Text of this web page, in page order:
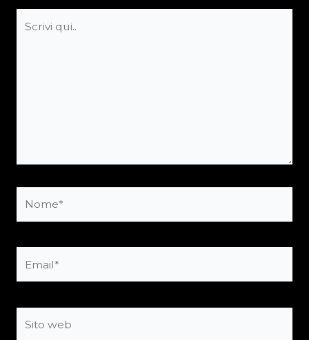
qui..
web